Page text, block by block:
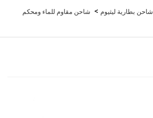
شاحن بطارية ليثيوم > شاحن مقاوم للماء ومحكم